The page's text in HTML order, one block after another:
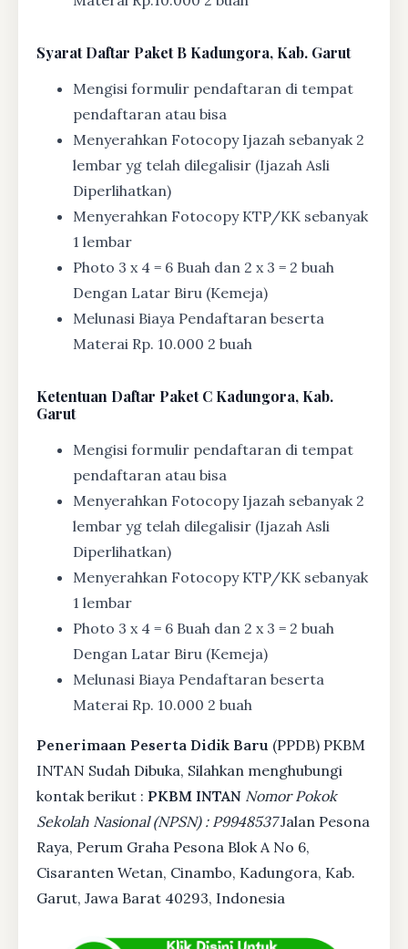
SyaratDaftar Paket B Kadungora, Kab. Garut
Mengisi formulir pendaftaran di tempat
pendaftaran atau bisa
Menyerahkan Fotocopy Ijazah sebanyak 2
lembar yg telah dilegalisir (Ijazah Asli
Diperlihatkan)
Menyerahkan Fotocopy KTP/KK sebanyak
1 lembar
Photo 3 x 4 = 6 Buah dan 2 x 3 = 2 buah
Dengan Latar Biru (Kemeja)
Melunasi Biaya Pendaftaran beserta
Materai Rp. 10.000 2 buah
Ketentuan Daftar Paket C Kadungora, Kab.
Garut
Mengisi formulir pendaftaran di tempat
pendaftaran atau bisa
Menyerahkan Fotocopy Ijazah sebanyak 2
lembar yg telah dilegalisir (Ijazah Asli
Diperlihatkan)
Menyerahkan Fotocopy KTP/KK sebanyak
1 lembar
Photo 3 x 4 = 6 Buah dan 2 x 3 = 2 buah
Dengan Latar Biru (Kemeja)
Melunasi Biaya Pendaftaran beserta
Materai Rp. 10.000 2 buah
Penerimaan Peserta Didik Baru (PPDB) PKBM
INTAN Sudah Dibuka, Silahkan menghubungi
kontak berikut : PKBM INTAN Nomor Pokok
Sekolah Nasional (NPSN) : P9948537Jalan Pesona
Raya, Perum Graha Pesona Blok A No 6,
Cisaranten Wetan, Cinambo, Kadungora, Kab.
Garut, Jawa Barat 40293, Indonesia